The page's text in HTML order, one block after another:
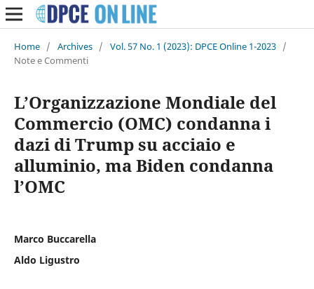
Home / Archives / Vol. 57 No. 1 (2023): DPCE Online 1-2023 /
Note e Commenti
L’Organizzazione Mondiale del
Commercio (OMC) condanna i
dazi di Trump su acciaio e
alluminio, ma Biden condanna
l’OMC
Marco Buccarella
Aldo Ligustro